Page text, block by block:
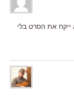
ייקח את הסרט בלי